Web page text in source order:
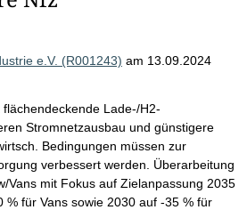
e.V. (R001243) am 13.09.2024
Lade-/H2-
Stromnetzausbau und günstigere
Bedingungen müssen zur
verbessert werden. Überarbeitung
Vans mit Fokus auf Zielanpassung 2035
% für Vans sowie 2030 auf -35 % für